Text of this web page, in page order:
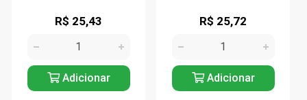
R$ 25,43
Adicionar
R$ 25,72
Adicionar